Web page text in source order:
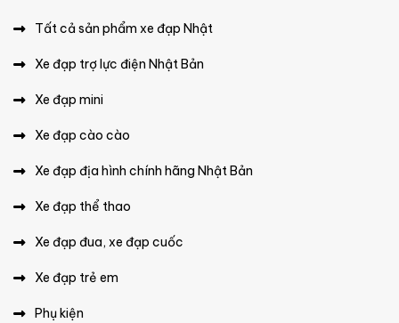
Tất cả sản phẩm xe đạp Nhật
Xe đạp trợ lực điện Nhật Bản
Xe đạp mini
Xe đạp cào cào
Xe đạp địa hình chính hãng Nhật Bản
Xe đạp thể thao
Xe đạp đua, xe đạp cuốc
Xe đạp trẻ em
Phụ kiện